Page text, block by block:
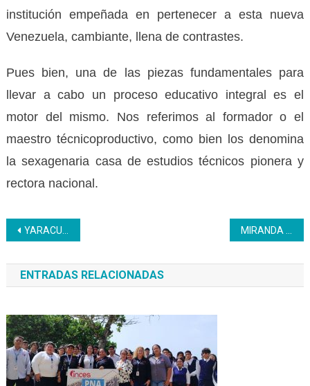
institución empeñada en pertenecer a esta nueva
Venezuela, cambiante, llena de contrastes.
Pues bien, una de las piezas fundamentales para
llevar a cabo un proceso educativo integral es el
motor del mismo. Nos referimos al formador o el
maestro técnicoproductivo, como bien los denomina
la sexagenaria casa de estudios técnicos pionera y
rectora nacional.
Navegación
de
entradas
YARACUY | Realizan trabajos de mantenimiento y reparaciones generales en el CFS Manuel Cedeño
ENTRADAS RELACIONADAS